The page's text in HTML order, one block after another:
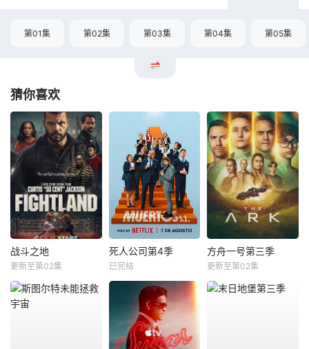
第01集 第02集 第03集 第04集 第05集
猜你喜欢
战斗之地
更新至第02集
死人公司第4季
已完结
方舟一号第三季
更新至第02集